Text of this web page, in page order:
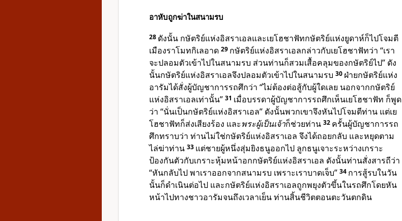
อาหับถูกฆ่าในสนามรบ
28 ดังนั้น กษัตริย์แห่งอิสราเอลและเยโฮชาฟัทกษัตริย์แห่งยูดาห์ก็ไปโจมตี
เมืองราโมทกิเลอาด 29 กษัตริย์แห่งอิสราเอลกล่าวกับเยโฮชาฟัทว่า “เรา
จะปลอมตัวเข้าไปในสนามรบ ส่วนท่านก็สวมเสื้อคลุมของกษัตริย์ไป” ดัง
นั้นกษัตริย์แห่งอิสราเอลจึงปลอมตัวเข้าไปในสนามรบ 30 ฝ่ายกษัตริย์แห่ง
อารัมได้สั่งผู้บัญชาการรถศึกว่า “ไม่ต้องต่อสู้กับผู้ใดเลย นอกจากกษัตริย์
แห่งอิสราเอลเท่านั้น” 31 เมื่อบรรดาผู้บัญชาการรถศึกเห็นเยโฮชาฟัท ก็พูด
ว่า “นั่นเป็นกษัตริย์แห่งอิสราเอล” ดังนั้นพวกเขาจึงหันไปโจมตีท่าน แต่เย
โฮชาฟัทก็ส่งเสียงร้อง และพระผู้เป็นเจ้าก็ช่วยท่าน 32 ครั้นผู้บัญชาการรถ
ศึกทราบว่า ท่านไม่ใช่กษัตริย์แห่งอิสราเอล จึงได้ถอยกลับ และหยุดตาม
ไล่ฆ่าท่าน 33 แต่ชายผู้หนึ่งสุ่มยิงธนูออกไป ลูกธนูเจาะระหว่างเกราะ
ป้องกันตัวกับเกราะหุ้มหน้าอกกษัตริย์แห่งอิสราเอล ดังนั้นท่านสั่งสารถีว่า
“หันกลับไป พาเราออกจากสนามรบ เพราะเราบาดเจ็บ” 34 การสู้รบในวัน
นั้นก็ดำเนินต่อไป และกษัตริย์แห่งอิสราเอลถูกพยุงตัวขึ้นในรถศึกโดยหัน
หน้าไปทางชาวอารัมจนถึงเวลาเย็น ท่านสิ้นชีวิตตอนตะวันตกดิน